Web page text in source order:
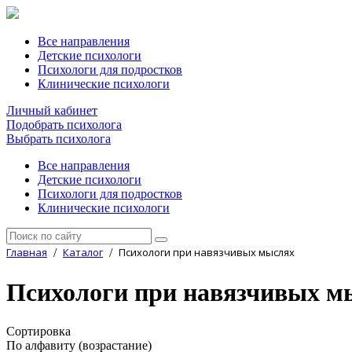
Все направления
Детские психологи
Психологи для подростков
Клинические психологи
Личный кабинет
Подобрать психолога
Выбрать психолога
Все направления
Детские психологи
Психологи для подростков
Клинические психологи
Главная / Каталог/ Психологи при навязчивых мыслях
Психологи при навязчивых
Сортировка
По алфавиту (возрастание)